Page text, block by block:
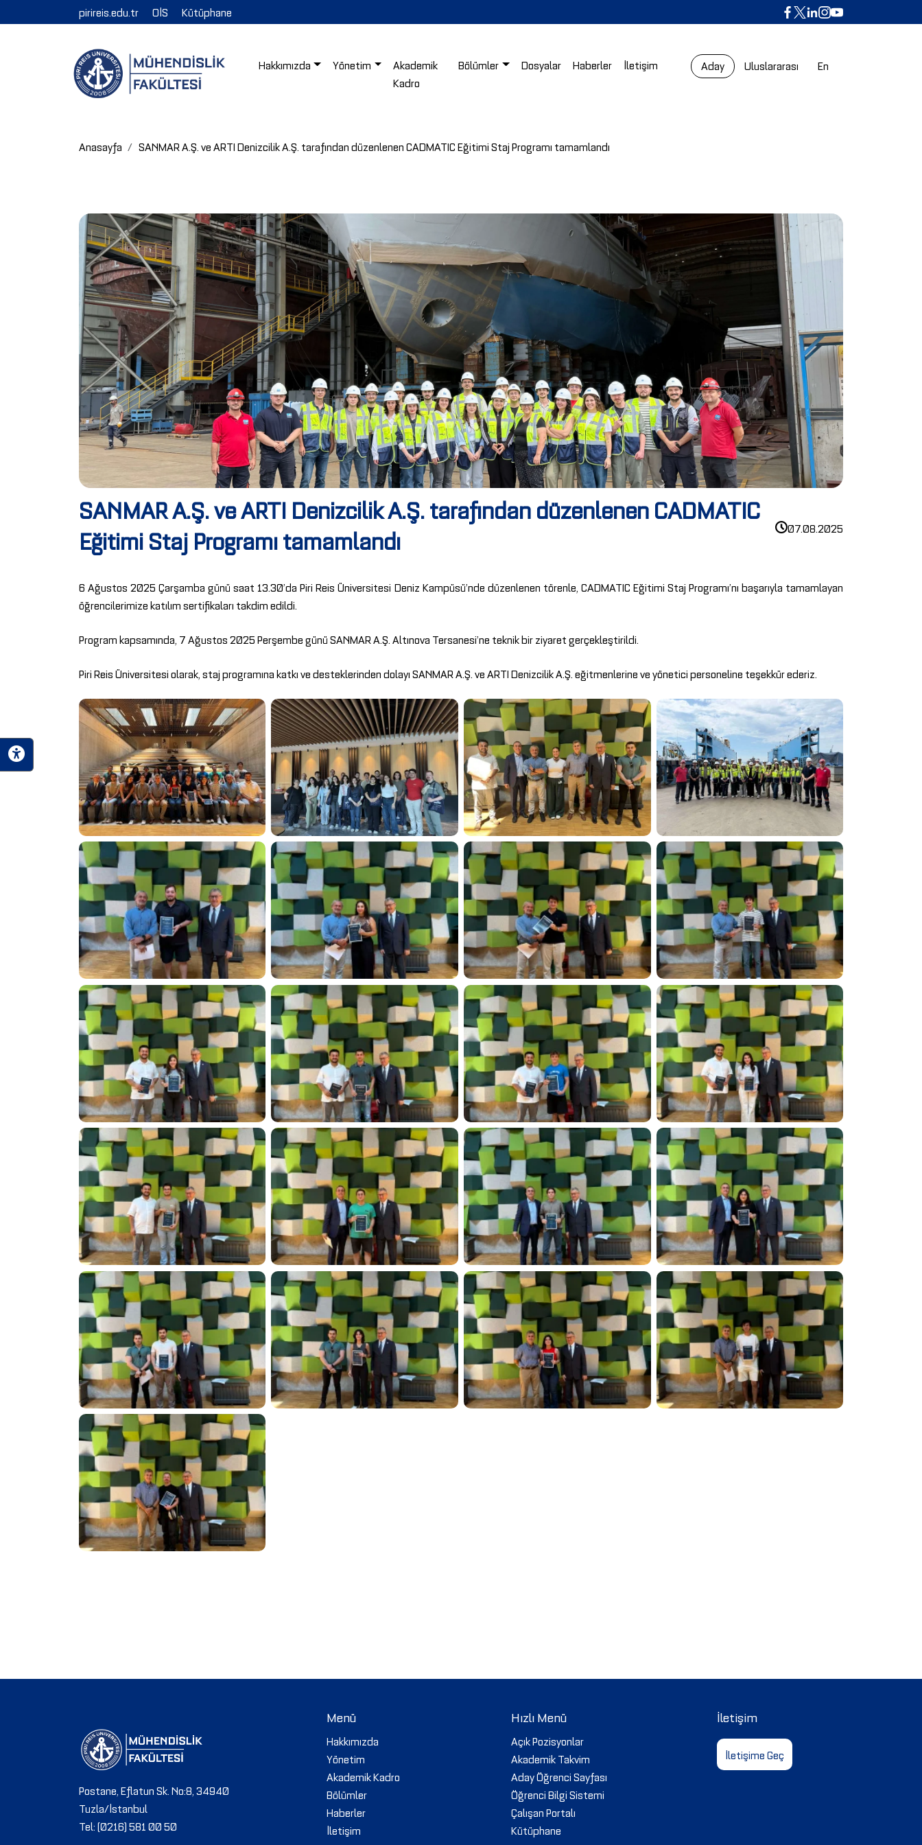
pirireis.edu.tr OİS Kütüphane
Hakkımızda Yönetim
Akademik
Kadro
Bölümler Dosyalar Haberler İletişim Aday Uluslararası En
Anasayfa SANMAR A.Ş. ve ARTI Denizcilik A.Ş. tarafından düzenlenen CADMATIC Eğitimi Staj Programı tamamlandı
SANMAR A.Ş. ve ARTI Denizcilik A.Ş. tarafından düzenlenen CADMATIC
Eğitimi Staj Programı tamamlandı
07.08.2025
6 Ağustos 2025 Çarşamba günü saat 13.30’da Piri Reis Üniversitesi Deniz Kampüsü’nde düzenlenen törenle, CADMATIC Eğitimi Staj Programı’nı başarıyla tamamlayan
öğrencilerimize katılım sertifikaları takdim edildi.
Program kapsamında, 7 Ağustos 2025 Perşembe günü SANMAR A.Ş. Altınova Tersanesi’ne teknik bir ziyaret gerçekleştirildi.
Piri Reis Üniversitesi olarak, staj programına katkı ve desteklerinden dolayı SANMAR A.Ş. ve ARTI Denizcilik A.Ş. eğitmenlerine ve yönetici personeline teşekkür ederiz.
Postane, Eflatun Sk. No:8, 34940
Tuzla/İstanbul
Tel: (0216) 581 00 50
Menü
Hakkımızda
Yönetim
Akademik Kadro
Bölümler
Haberler
İletişim
Hızlı Menü
Açık Pozisyonlar
Akademik Takvim
Aday Öğrenci Sayfası
Öğrenci Bilgi Sistemi
Çalışan Portalı
Kütüphane
İletişim
İletişime Geç